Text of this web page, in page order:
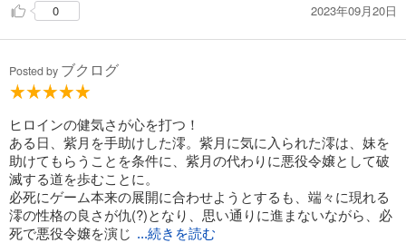
『わたしの代わりに悪役令嬢になりなさい。そうしたら貴方の
『澪』は本当に良い子、頭も良い子
『雫』は本当に助かることができるのか？
色々今後の先が気になってたまらない本作
イラストレータみすみ先生の絵もジャストマッチ
乙女ゲームの世界をあなたも感じてくださいませ。
これはオススメ
0 2023年09月20日
Posted by ブクログ
ヒロインの健気さが心を打つ！
ある日、紫月を手助けした澪。紫月に気に入られた澪は、妹を
助けてもらうことを条件に、紫月の代わりに悪役令嬢として破
滅する道を歩むことに。
必死にゲーム本来の展開に合わせようとするも、端々に現れる
澪の性格の良さが仇(?)となり、思い通りに進まないながら、必
死で悪役令嬢を演じ ...続きを読む